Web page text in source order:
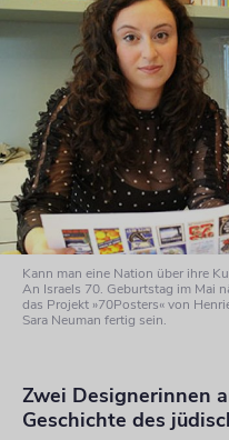
Kann man eine Nation über ihre
An Israels 70. Geburtstag im Mai
das Projekt »70Posters« von
Sara Neuman fertig sein.
Zwei Designerinnen
Geschichte des